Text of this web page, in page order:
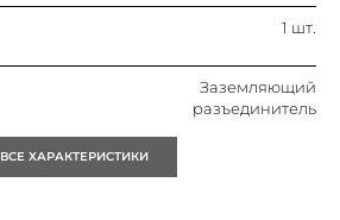
1 шт.
Заземляющий
разъединитель
С вакуумной изоляцией
ВСЕ ХАРАКТЕРИСТИКИ